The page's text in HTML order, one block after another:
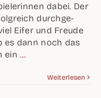
dabei. Der
durch­ge­
Eifer und Freu­de
es dann noch das
ein …
Wei­ter­le­sen